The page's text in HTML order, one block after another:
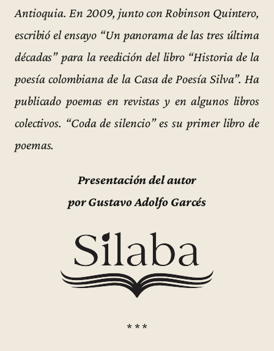
Antioquia. En 2009, junto con Robinson Quintero,
escribió el ensayo “Un panorama de las tres última
décadas” para la reedición del libro “Historia de la
poesía colombiana de la Casa de Poesía Silva”. Ha
publicado poemas en revistas y en algunos libros
colectivos. “Coda de silencio” es su primer libro de
poemas.
Presentación del autor
por Gustavo Adolfo Garcés
* * *